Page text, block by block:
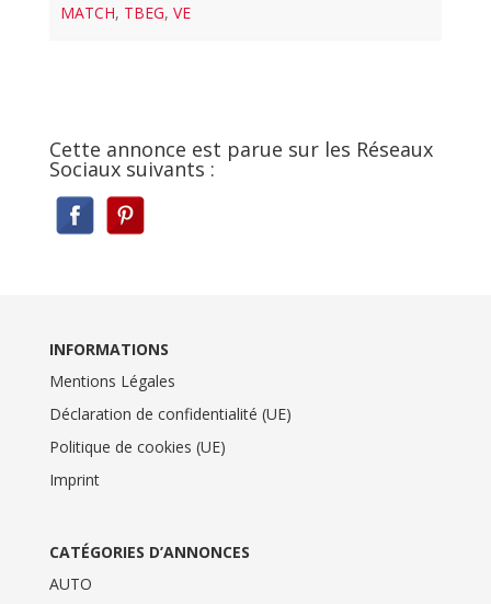
MATCH, TBEG,VE
Cette annonce est parue sur les Réseaux
Sociaux suivants :
INFORMATIONS
Mentions Légales
Déclaration de confidentialité (UE)
Politique de cookies (UE)
Imprint
CATÉGORIES D’ANNONCES
AUTO